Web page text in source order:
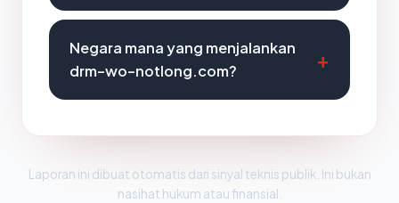
Negara mana yang menjalankan
drm-wo-notlong.com?
Laporan ini dibuat otomatis dari sinyal teknis publik. Ini bukan
nasihat hukum atau finansial.